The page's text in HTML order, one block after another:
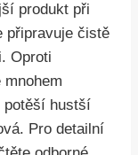
produkt při
připravuje čistě
Oproti
potěší hustší
Pro detailní